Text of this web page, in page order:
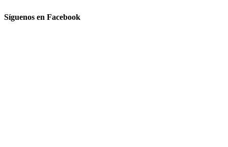
Síguenos en Facebook